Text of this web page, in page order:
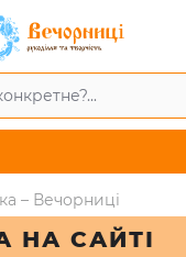
– Вечорниці
НА САЙТІ